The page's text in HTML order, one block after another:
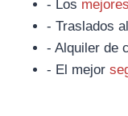
- Los
- Traslados al
- Alquiler de
- El mejor